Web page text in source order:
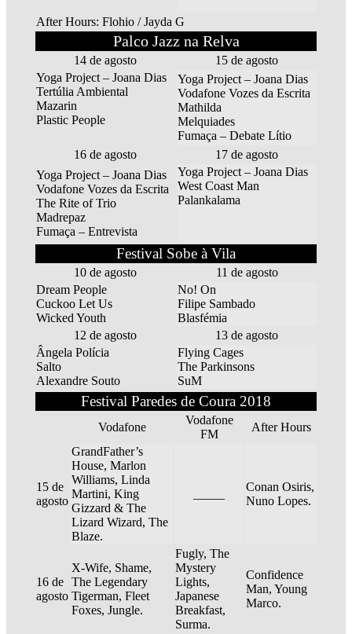
After Hours: Flohio / Jayda G
Palco Jazz na Relva
14 de agosto
15 de agosto
Yoga Project – Joana Dias
Tertúlia Ambiental
Mazarin
Plastic People
Yoga Project – Joana Dias
Vodafone Vozes da Escrita
Mathilda
Melquiades
Fumaça – Debate Lítio
16 de agosto
17 de agosto
Yoga Project – Joana Dias
Vodafone Vozes da Escrita
The Rite of Trio
Madrepaz
Fumaça – Entrevista
Yoga Project – Joana Dias
West Coast Man
Palankalama
Festival Sobe à Vila
10 de agosto
11 de agosto
Dream People
Cuckoo Let Us
Wicked Youth
No! On
Filipe Sambado
Blasfémia
12 de agosto
13 de agosto
Ângela Polícia
Salto
Alexandre Souto
Flying Cages
The Parkinsons
SuM
Festival Paredes de Coura 2018
Vodafone
Vodafone
FM
After Hours
15 de
agosto
GrandFather’s
House, Marlon
Williams, Linda
Martini, King
Gizzard & The
Lizard Wizard, The
Blaze.
Conan Osiris,
Nuno Lopes.
16 de
agosto
X-Wife, Shame,
The Legendary
Tigerman, Fleet
Foxes, Jungle.
Fugly, The
Mystery
Lights,
Japanese
Breakfast,
Surma.
Confidence
Man, Young
Marco.